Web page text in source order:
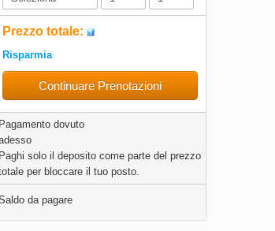
Prezzo totale:
Risparmia
Continuare Prenotazioni
Pagamento dovuto
Paghi solo il deposito come parte del prezzo
per bloccare il tuo posto.
da pagare